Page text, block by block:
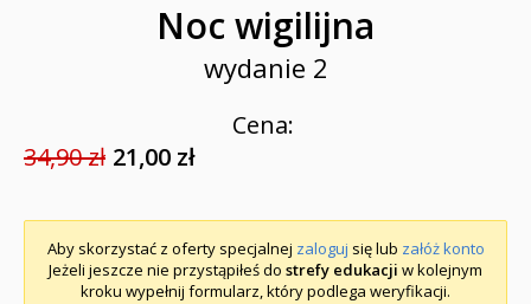
Noc wigilijna
wydanie 2
Cena:
34,90 zł 21,00 zł
Aby skorzystać z oferty specjalnej zaloguj się lub załóż konto
Jeżeli jeszcze nie przystąpiłeś do strefy edukacji w kolejnym
kroku wypełnij formularz, który podlega weryfikacji.